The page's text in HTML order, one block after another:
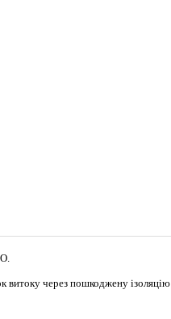
витоку через пошкоджену ізоляцію